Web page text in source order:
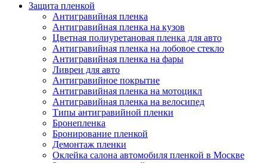
Защита пленкой
Антигравийная пленка
Антигравийная пленка на кузов
Цветная полиуретановая пленка для авто
Антигравийная пленка на лобовое стекло
Антигравийная пленка на фары
Ливреи для авто
Антигравийное покрытие
Антигравийная пленка на мотоцикл
Антигравийная пленка на велосипед
Типы антигравийной пленки
Бронепленка
Бронирование пленкой
Демонтаж пленки
Оклейка салона автомобиля пленкой в Москве